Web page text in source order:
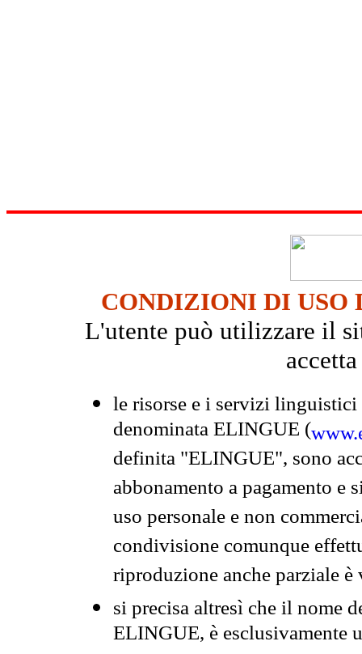
CONDIZIONI DI USO
L'utente può utilizzare il
le risorse e i servizi
denominata ELINGUE (
definita "ELINGUE", sono
abbonamento a pagamento e
uso personale e non
condivisione comunque
riproduzione anche parziale
si precisa altresì che il nome
ELINGUE, è esclusivamente